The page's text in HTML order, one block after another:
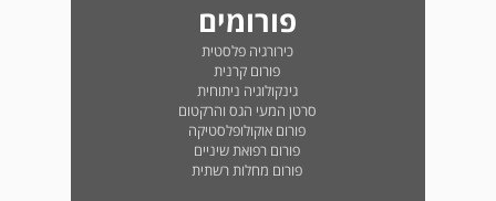
פורומים
כירורגיה פלסטית
פורום קרנית
גינקולוגיה ניתוחית
סרטן המעי הגס והרקטום
פורום אוקולופלסטיקה
פורום רפואת שיניים
פורום מחלות רשתית